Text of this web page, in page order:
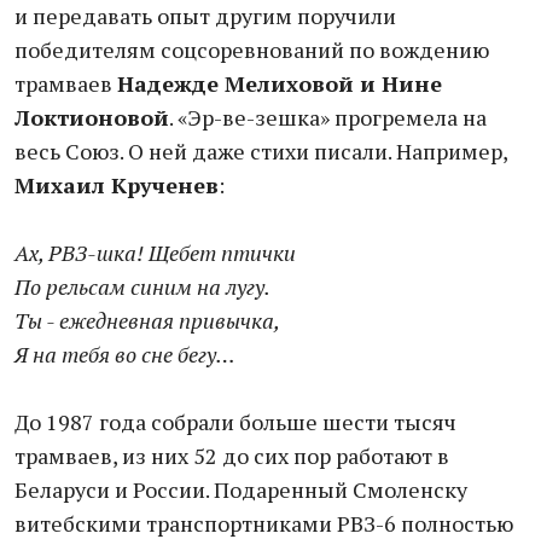
и передавать опыт другим поручили
победителям соцсоревнований по вождению
трамваев Надежде Мелиховой и Нине
Локтионовой. «Эр-ве-зешка» прогремела на
весь Союз. О ней даже стихи писали. Например,
Михаил Крученев:
Ах, РВЗ-шка! Щебет птички
По рельсам синим на лугу.
Ты - ежедневная привычка,
Я на тебя во сне бегу…
До 1987 года собрали больше шести тысяч
трамваев, из них 52 до сих пор работают в
Беларуси и России. Подаренный Смоленску
витебскими транспортниками РВЗ-6 полностью